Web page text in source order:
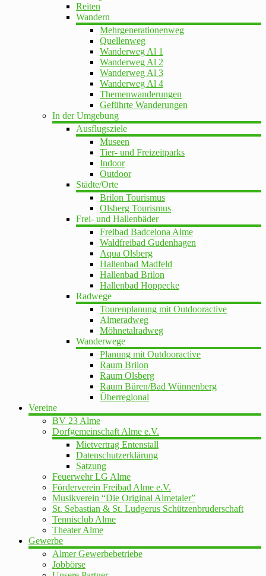
Reiten
Wandern
Mehrgenerationenweg
Quellenweg
Wanderweg Al 1
Wanderweg Al 2
Wanderweg Al 3
Wanderweg Al 4
Themenwanderungen
Geführte Wanderungen
In der Umgebung
Ausflugsziele
Museen
Tier- und Freizeitparks
Indoor
Outdoor
Städte/Orte
Brilon Tourismus
Olsberg Tourismus
Frei- und Hallenbäder
Freibad Badcelona Alme
Waldfreibad Gudenhagen
Aqua Olsberg
Hallenbad Madfeld
Hallenbad Brilon
Hallenbad Hoppecke
Radwege
Tourenplanung mit Outdooractive
Almeradweg
Möhnetalradweg
Wanderwege
Planung mit Outdooractive
Raum Brilon
Raum Olsberg
Raum Büren/Bad Wünnenberg
Überregional
Vereine
BV 23 Alme
Dorfgemeinschaft Alme e.V.
Mietvertrag Entenstall
Datenschutzerklärung
Satzung
Feuerwehr LG Alme
Förderverein Freibad Alme e.V.
Musikverein “Die Original Almetaler”
St. Sebastian & St. Ludgerus Schützenbruderschaft
Tennisclub Alme
Theater Alme
Gewerbe
Almer Gewerbebetriebe
Jobbörse